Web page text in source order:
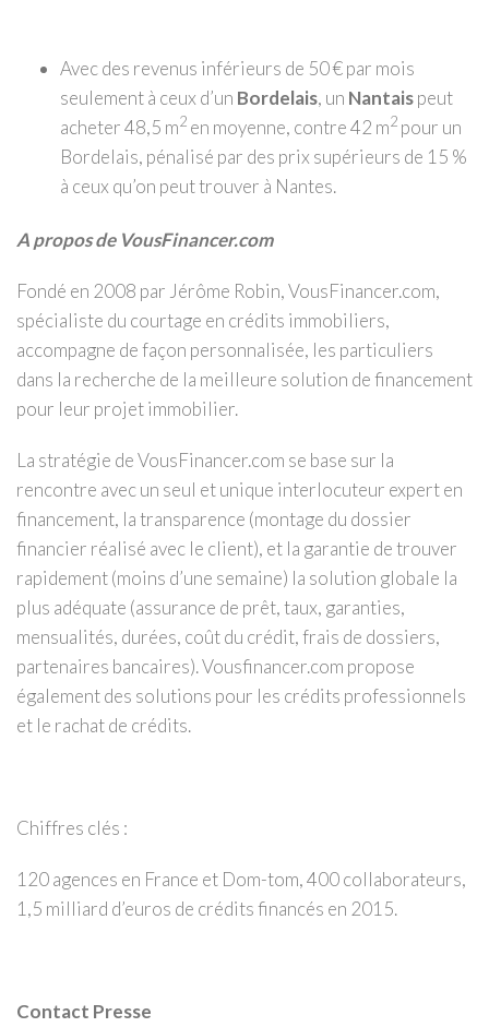
Avec des revenus inférieurs de 50 € par mois
seulement à ceux d’un Bordelais, un Nantaispeut
acheter 48,5 m2 en moyenne, contre 42 m2 pour un
Bordelais, pénalisé par des prix supérieurs de 15 %
à ceux qu’on peut trouver à Nantes.
A propos de VousFinancer.com
Fondé en 2008 par Jérôme Robin, VousFinancer.com,
spécialiste du courtage en crédits immobiliers,
accompagne de façon personnalisée, les particuliers
dans la recherche de la meilleure solution de financement
pour leur projet immobilier.
La stratégie de VousFinancer.com se base sur la
rencontre avec un seul et unique interlocuteur expert en
financement, la transparence (montage du dossier
financier réalisé avec le client), et la garantie de trouver
rapidement (moins d’une semaine) la solution globale la
plus adéquate (assurance de prêt, taux, garanties,
mensualités, durées, coût du crédit, frais de dossiers,
partenaires bancaires). Vousfinancer.com propose
également des solutions pour les crédits professionnels
et le rachat de crédits.
Chiffres clés :
120 agences en France et Dom-tom, 400 collaborateurs,
1,5 milliard d’euros de crédits financés en 2015.
Contact Presse